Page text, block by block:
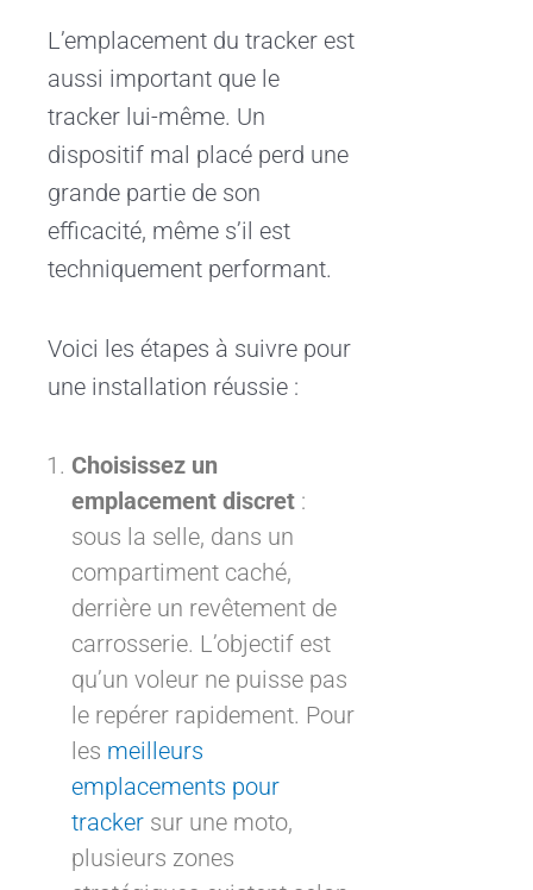
L’emplacement du tracker est
aussi important que le
tracker lui-même. Un
dispositif mal placé perd une
grande partie de son
efficacité, même s’il est
techniquement performant.
Voici les étapes à suivre pour
une installation réussie :
Choisissez un
emplacement discret :
sous la selle, dans un
compartiment caché,
derrière un revêtement de
carrosserie. L’objectif est
qu’un voleur ne puisse pas
le repérer rapidement. Pour
les meilleurs
emplacements pour
tracker sur une moto,
plusieurs zones